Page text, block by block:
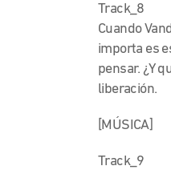
Track_8
Cuando
importa es
pensar. ¿Y
liberación.
[MÚSICA]
Track_9